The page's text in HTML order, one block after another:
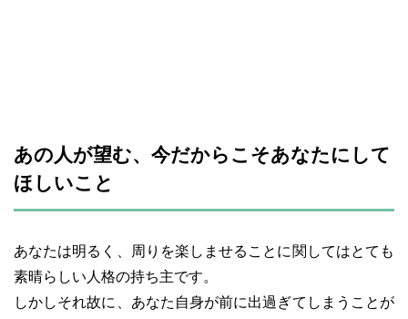
あの人が望む、今だからこそあなたにして
ほしいこと
あなたは明るく、周りを楽しませることに関してはとても
素晴らしい人格の持ち主です。
しかしそれ故に、あなた自身が前に出過ぎてしまうことが